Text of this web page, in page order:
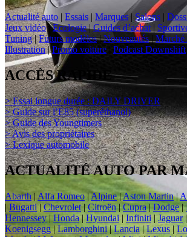
Actualité auto | Essais | Marques |Salons |
Jeux vidéo|Ecologie|Guides d’achat |
Tuning|Futurs modèles|Nouveautés|
Illustration|Promo voiture Podcast Downshift
ACCÈS RAPIDE
> Essai longue durée : DAILY DRIVER
> Guide sur l’E85 (superéthanol)
> Guide des Youngtimers
> Avis des propriétaires
> Lexique automobile
ACTUALITÉ AUTO PAR
Abarth | Alfa Romeo|Alpine|Aston Martin|
| Bugatti|Chevrolet|Citroën |Cupra | Dodge|
Hennessey| Honda| Hyundai |Infiniti | Jaguar|
Koenigsegg|Lamborghini|Lancia|Lexus |